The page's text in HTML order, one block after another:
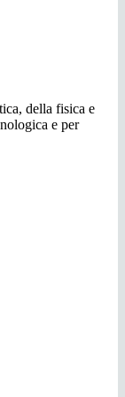
della fisica e
e per